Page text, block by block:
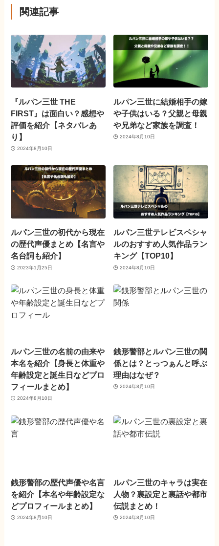
関連記事
『ルパン三世 THE
FIRST』は面白い？感想や
評価を紹介【ネタバレあ
り】
2024年8月10日
ルパン三世に結婚相手の嫁
や子供はいる？父親と母親
や兄弟など家族を調査！
2024年8月10日
ルパン三世の初代から現在
の歴代声優まとめ【名言や
名台詞も紹介】
2023年1月25日
ルパン三世テレビスペシャ
ルのおすすめ人気作品ラン
キング【TOP10】
2024年8月10日
ルパン三世の名前の由来や
本名を紹介【身長と体重や
年齢設定と誕生日などプロ
フィールまとめ】
2024年8月10日
銭形警部とルパン三世の関
係とは？とっつぁんと呼ぶ
理由はなぜ？
2024年8月10日
銭形警部の歴代声優や名言
を紹介【本名や年齢設定な
どプロフィールまとめ】
2024年8月10日
ルパン三世のキャラは実在
人物？裏設定と裏話や都市
伝説まとめ！
2024年8月10日